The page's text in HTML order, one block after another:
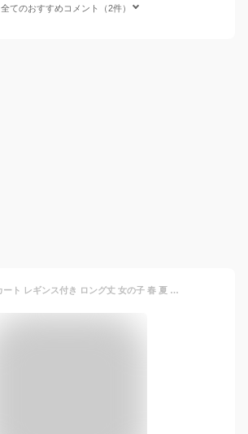
全てのおすすめコメント（2件）
チュール スカート レギンス付き ロング丈 女の子 春 夏 秋 冬 シンプル 可愛い お出かけ 子供 キッズ 90 100 110 120 130 こども 子ども レギンス かわいい おしゃれ 幼児 新生児 ギフト プレゼント